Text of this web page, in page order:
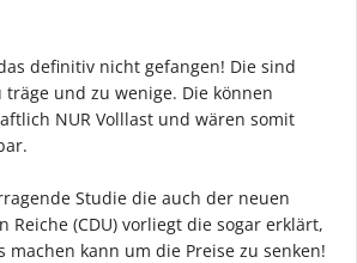
definitiv nicht gefangen! Die sind
und zu wenige. Die können
NUR Volllast und wären somit
Studie die auch der neuen
Reiche (CDU) vorliegt die sogar erklärt,
machen kann um die Preise zu senken!